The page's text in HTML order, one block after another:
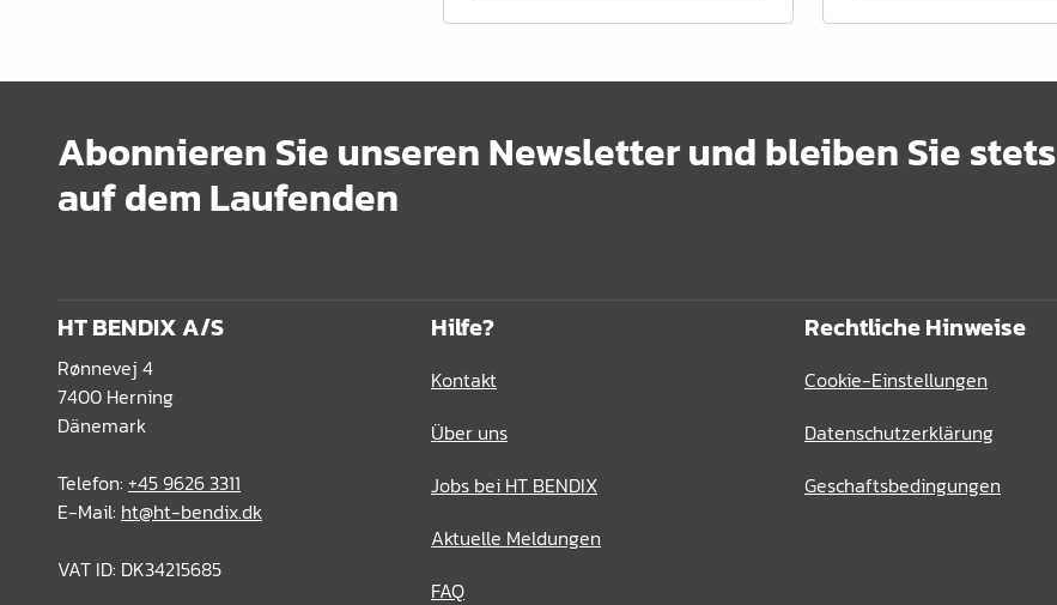
Abonnieren Sie unseren Newsletter und bleiben Sie stets
auf dem Laufenden
HT BENDIX A/S
Rønnevej 4
7400 Herning
Dänemark
Telefon: +45 9626 3311
E-Mail: ht@ht-bendix.dk
VAT ID: DK34215685
Hilfe?
Kontakt
Über uns
Jobs bei HT BENDIX
Aktuelle Meldungen
FAQ
Rechtliche Hinweise
Cookie-Einstellungen
Datenschutzerklärung
Geschaftsbedingungen